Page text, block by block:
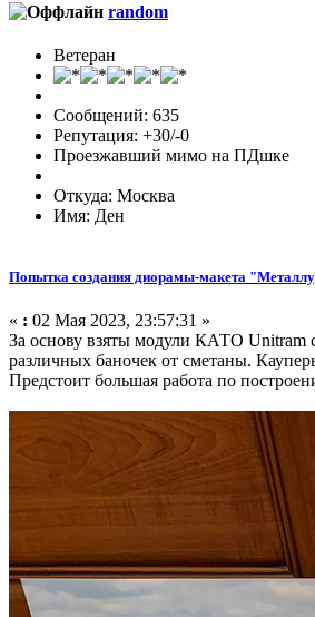
random
Ветеран
Сообщений: 635
Репутация: +30/-0
Проезжавший мимо на ПДшке
Откуда: Москва
Имя: Ден
Попытка создания диорамы-макета
« : 02 Мая 2023, 23:57:31 »
За основу взяты модули КАТО Unitram
различных баночек от сметаны.
Предстоит большая работа по